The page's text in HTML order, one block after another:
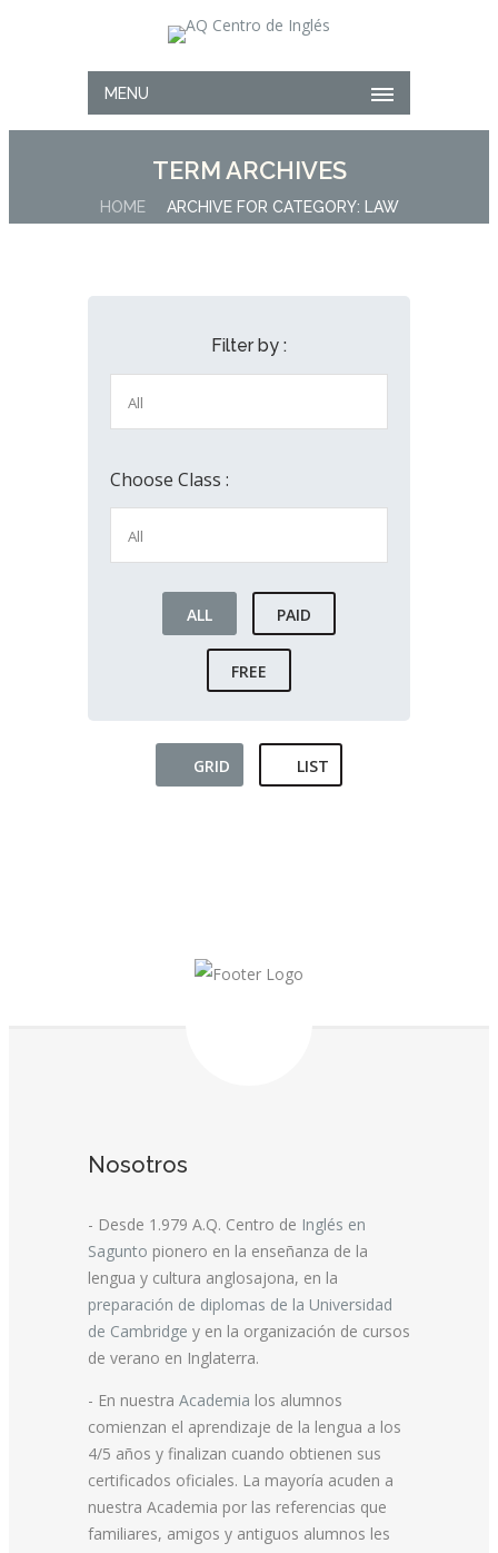
MENU
TERM ARCHIVES
HOME ARCHIVE FOR CATEGORY: LAW
Filter by :
Choose Class :
ALL PAID
FREE
GRID LIST
Nosotros
- Desde 1.979 A.Q. Centro de Inglés en
Sagunto pionero en la enseñanza de la
lengua y cultura anglosajona, en la
preparación de diplomas de la Universidad
de Cambridge y en la organización de cursos
de verano en Inglaterra.
- En nuestra Academia los alumnos
comienzan el aprendizaje de la lengua a los
4/5 años y finalizan cuando obtienen sus
certificados oficiales. La mayoría acuden a
nuestra Academia por las referencias que
familiares, amigos y antiguos alumnos les